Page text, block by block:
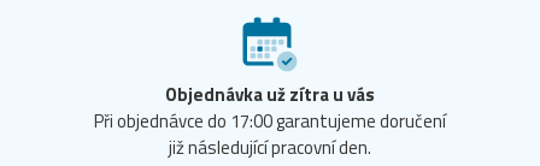
Objednávka už zítra u vás
Při objednávce do 17:00 garantujeme doručení
již následující pracovní den.